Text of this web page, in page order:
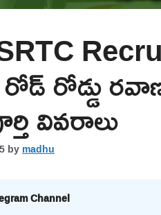
రోడ్ రోడ్డు
వివరాలు
bymadhu
Channel